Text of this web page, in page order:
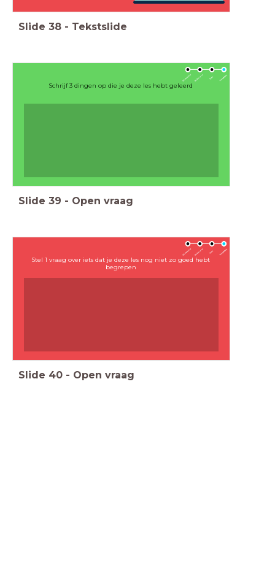
Slide 38 - Tekstslide
Schrijf 3 dingen op die je deze les hebt geleerd
Slide 39 - Open vraag
Stel 1 vraag over iets dat je deze les nog niet zo goed hebt
begrepen
Slide 40 - Open vraag